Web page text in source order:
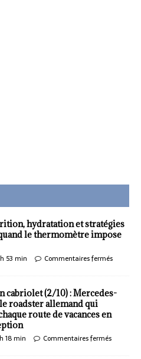
hydratation et stratégies
le thermomètre impose
53 min Commentaires fermés
cabriolet (2/10) : Mercedes-
roadster allemand qui
route de vacances en
18 min Commentaires fermés